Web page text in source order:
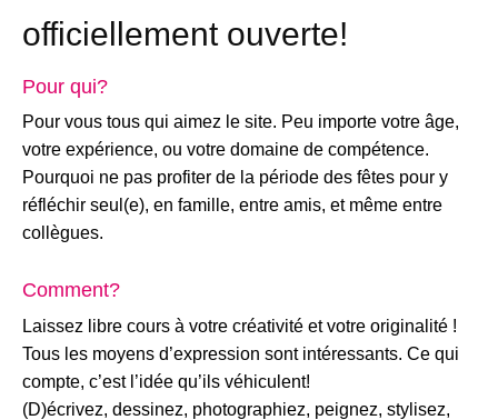
officiellement ouverte!
Pour qui?
Pour vous tous qui aimez le site. Peu importe votre âge,
votre expérience, ou votre domaine de compétence.
Pourquoi ne pas profiter de la période des fêtes pour y
réfléchir seul(e), en famille, entre amis, et même entre
collègues.
Comment?
Laissez libre cours à votre créativité et votre originalité !
Tous les moyens d’expression sont intéressants. Ce qui
compte, c’est l’idée qu’ils véhiculent!
(D)écrivez, dessinez, photographiez, peignez, stylisez,